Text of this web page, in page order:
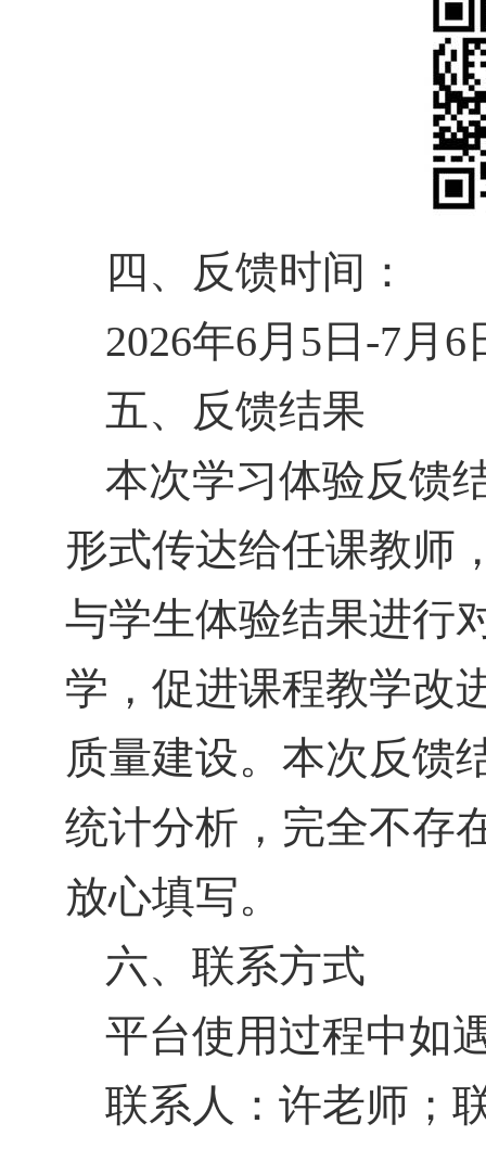
四、反馈时间：
2026年6月 5 日 -7月 6
五、反馈结果
本次学习体验反馈
形式传达给任课教师
与学生体验结果进行
学，促进课程教学改
质量建设。本次反馈
统计分析，完全不存
放心填写。
六、联系方式
平台使用过程中如
联系人：许老师；